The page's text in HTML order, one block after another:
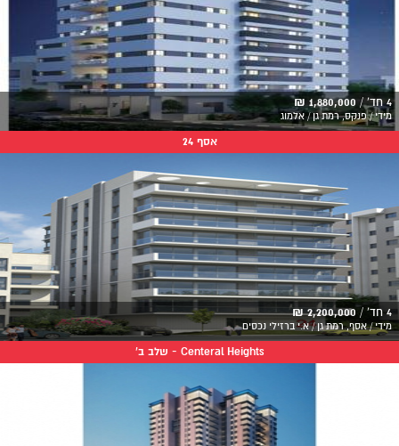
4 חד' / 1,880,000 ₪
מידי / פנקס, רמת גן / אלמוג
אסף 24
4 חד' / 2,200,000 ₪
מידי / אסף, רמת גן / א.י ברזילי נכסים
Centeral Heights - שלב ב'